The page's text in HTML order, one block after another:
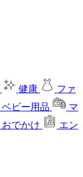
健康
ファ
ベビー用品
マ
おでかけ
エン